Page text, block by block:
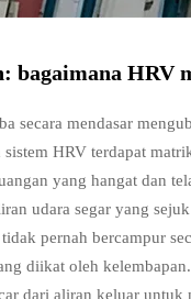
bagaimana HRV
secara mendasar
HRV terdapat
yang hangat dan
udara segar yang
pernah bercampur
diikat oleh
dari aliran keluar